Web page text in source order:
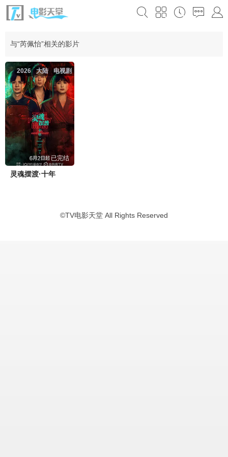
与“芮佩怡”相关的影片
电视剧
大陆
2026
已完结
灵魂摆渡·十年
©TV电影天堂 All Rights Reserved